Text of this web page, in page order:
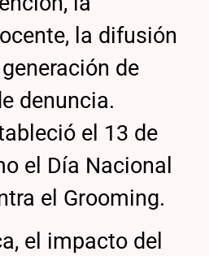
la difusión
de
denuncia.
el 13 de
el Día Nacional
el Grooming.
el impacto del